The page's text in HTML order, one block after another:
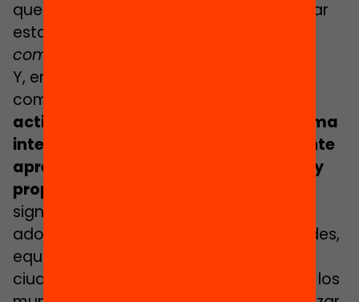
que no permiten, por lo tanto, desarrollar
estas capacidades que denominamos
competencias para la vida
Y, en cambio, en los municipios, en la
comunidad,
actividades que sí promueven de forma
intencionada, sistemática y consciente
aprendizajes necesarios para la vida y
proporcionan experiencias vitales
significativas y ricas para los y las
adolescentes. Estos espacios, actividades,
equipamientos, entidades e iniciativas
ciudadanas son los activos de valor de los